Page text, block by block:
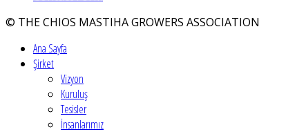
© THE CHIOS MASTIHA GROWERS ASSOCIATION
Ana Sayfa
Şirket
Vizyon
Kuruluş
Tesisler
İnsanlarımız